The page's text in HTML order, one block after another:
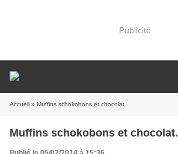
Publicité
Accueil » Muffins schokobons et chocolat.
Muffins schokobons et chocolat.